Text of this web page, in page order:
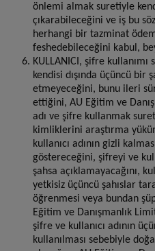
önlemi almak suretiyle
çıkarabileceğini ve iş bu
herhangi bir tazminat
feshedebileceğini kabul,
KULLANICI, şifre
kendisi dışında üçüncü bir
etmeyeceğini, bunu ileri
ettiğini, AU Eğitim ve
adı ve şifre kullanmak
kimliklerini araştırma
kullanıcı adının gizli
göstereceğini, şifreyi ve
şahsa açıklamayacağını,
yetkisiz üçüncü şahıslar
öğrenmesi veya bundan
Eğitim ve Danışmanlık
şifre ve kullanıcı adının
kullanılması sebebiyle